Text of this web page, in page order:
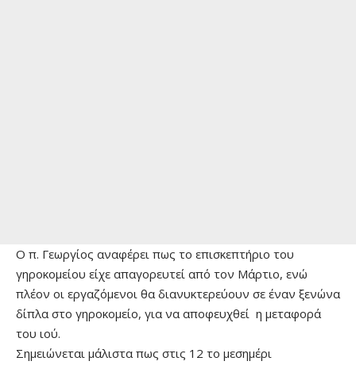
Ο π. Γεωργίος αναφέρει πως το επισκεπτήριο του
γηροκομείου είχε απαγορευτεί από τον Μάρτιο, ενώ
πλέον οι εργαζόμενοι θα διανυκτερεύουν σε έναν ξενώνα
δίπλα στο γηροκομείο, για να αποφευχθεί η μεταφορά
του ιού.
Σημειώνεται μάλιστα πως στις 12 το μεσημέρι